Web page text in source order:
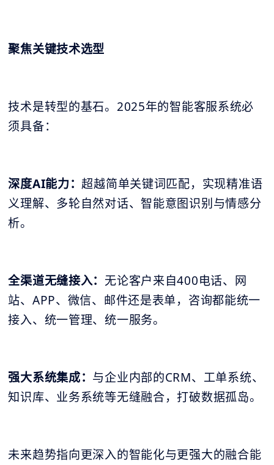
聚焦关键技术选型
技术是转型的基石。2025年的智能客服系统必
须具备：
深度AI能力： 超越简单关键词匹配，实现精准语
义理解、多轮自然对话、智能意图识别与情感分
析。
全渠道无缝接入： 无论客户来自400电话、网
站、APP、微信、邮件还是表单，咨询都能统一
接入、统一管理、统一服务。
强大系统集成： 与企业内部的CRM、工单系统、
知识库、业务系统等无缝融合，打破数据孤岛。
未来趋势指向更深入的智能化与更强大的融合能